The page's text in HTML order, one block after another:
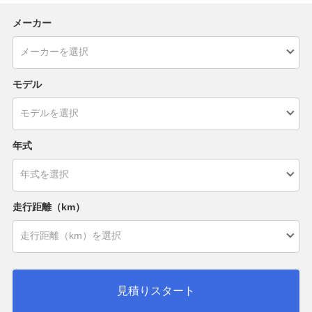
メーカー
モデル
年式
走行距離（km）
見積りスタート